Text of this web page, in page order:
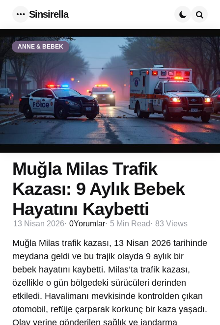
Sinsirella
ANNE & BEBEK
Muğla Milas Trafik
Kazası: 9 Aylık Bebek
Hayatını Kaybetti
13 Nisan 2026 0Yorumlar 5 Min Read 83 Views
Muğla Milas trafik kazası, 13 Nisan 2026 tarihinde
meydana geldi ve bu trajik olayda 9 aylık bir
bebek hayatını kaybetti. Milas’ta trafik kazası,
özellikle o gün bölgedeki sürücüleri derinden
etkiledi. Havalimanı mevkisinde kontrolden çıkan
otomobil, refüje çarparak korkunç bir kaza yaşadı.
Olay yerine gönderilen sağlık ve jandarma